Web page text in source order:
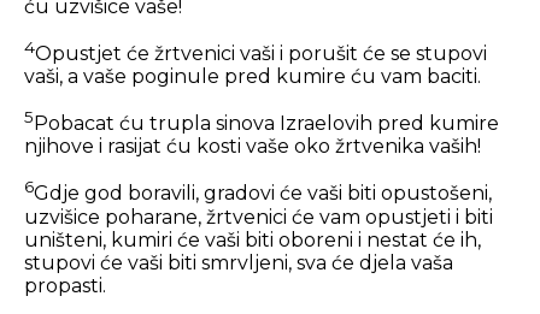
ću uzvišice vaše!
4Opustjet će žrtvenici vaši i porušit će se stupovi
vaši, a vaše poginule pred kumire ću vam baciti.
5 Pobacat ću trupla sinova Izraelovih pred kumire
njihove i rasijat ću kosti vaše oko žrtvenika vaših!
6Gdje god boravili, gradovi će vaši biti opustošeni,
uzvišice poharane, žrtvenici će vam opustjeti i biti
uništeni, kumiri će vaši biti oboreni i nestat će ih,
stupovi će vaši biti smrvljeni, sva će djela vaša
propasti.